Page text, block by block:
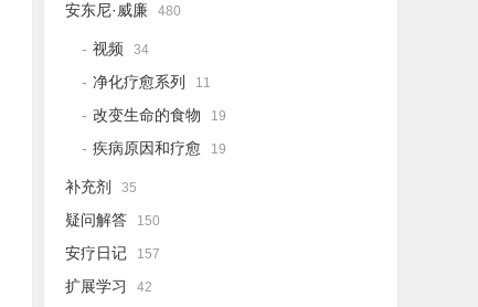
安东尼·威廉 480
视频 34
净化疗愈系列 11
改变生命的食物 19
疾病原因和疗愈 19
补充剂 35
疑问解答 150
安疗日记 157
扩展学习 42